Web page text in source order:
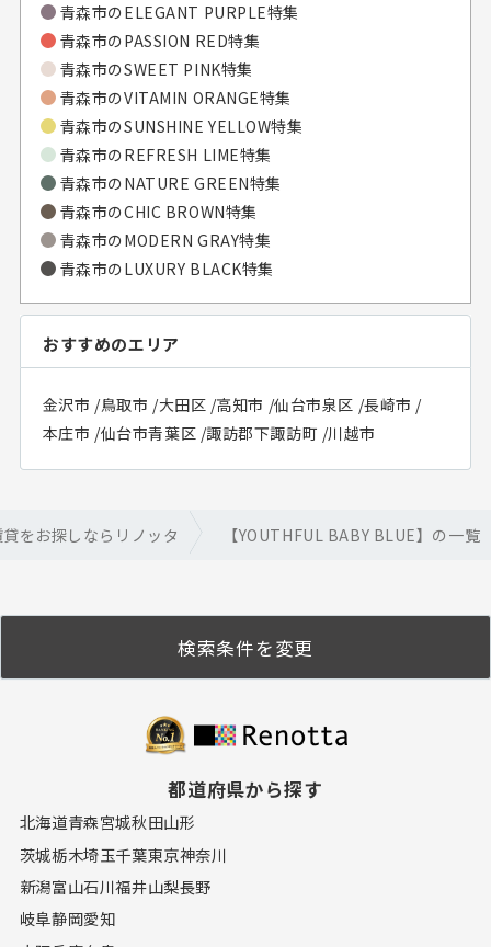
青森市のELEGANT PURPLE特集
青森市のPASSION RED特集
青森市のSWEET PINK特集
青森市のVITAMIN ORANGE特集
青森市のSUNSHINE YELLOW特集
青森市のREFRESH LIME特集
青森市のNATURE GREEN特集
青森市のCHIC BROWN特集
青森市のMODERN GRAY特集
青森市のLUXURY BLACK特集
おすすめのエリア
金沢市 /鳥取市 /大田区 /高知市 /仙台市泉区 /長崎市 /
本庄市 /仙台市青葉区 /諏訪郡下諏訪町 /川越市
をお探しならリノッタ 【YOUTHFUL BABY BLUE】の一覧
検索条件を変更
都道府県から探す
北海道青森宮城秋田山形
茨城栃木埼玉千葉東京神奈川
新潟富山石川福井山梨長野
岐阜静岡愛知